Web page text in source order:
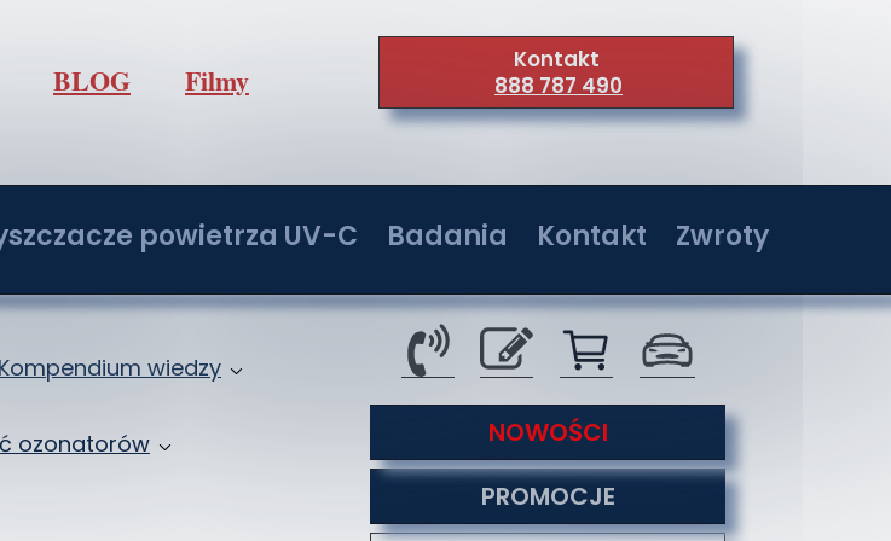
powietrza UV-C
powietrza IdealUVCPower 36W
powietrza IdealUVCPower 72W
powietrza IdealUVCPower 108W
powietrza IdealUVCPower 144W
Badania
Badania w jednostkach akredytowanych
Kontakt
Kontakt
Serwis
O nas
Co nas wyróżnia
Formy płatności
Zwroty
NOWOŚCI
PROMOCJE
Kontakt
888 787 490
wiedzy
ozonatorów
BLOG Filmy